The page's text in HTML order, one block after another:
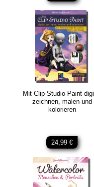
Mit Clip Studio Paint
zeichnen, malen und
kolorieren
24,99 €